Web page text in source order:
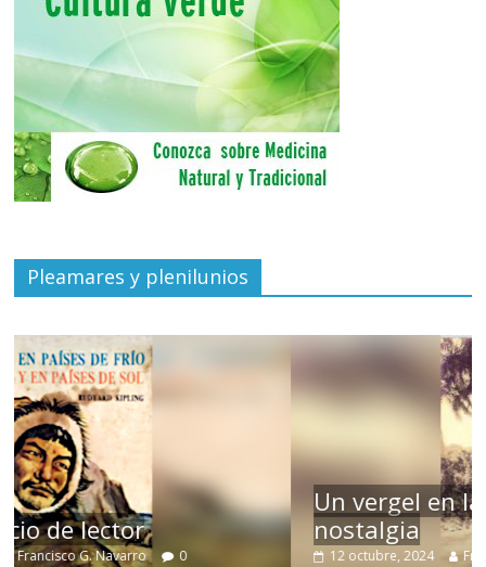
Pleamares y plenilunios
Un vergel en las nieblas de la
nostalgia
12 octubre, 2024 Francisco G. Navarro 0